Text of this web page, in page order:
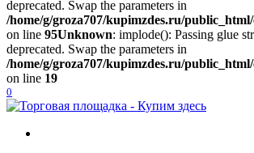
deprecated. Swap the parameters in
/home/g/groza707/kupimzdes.ru/
on line 95Unknown: implode(): Passing glue
deprecated. Swap the parameters in
/home/g/groza707/kupimzdes.ru/
on line 19
0